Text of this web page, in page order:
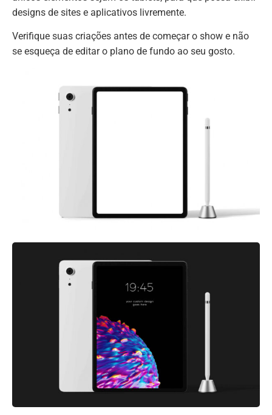
designs de sites e aplicativos livremente.
Verifique suas criações antes de começar o show e não
se esqueça de editar o plano de fundo ao seu gosto.